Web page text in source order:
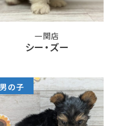
一関店
シー・ズー
男の子